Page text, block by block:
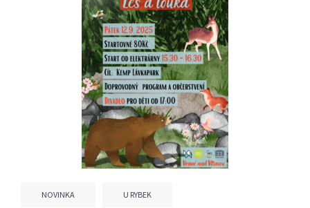
NOVINKA U RYBEK